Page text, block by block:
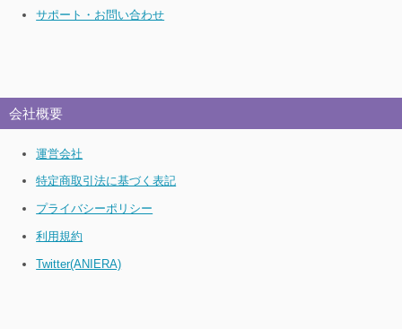
サポート・お問い合わせ
会社概要
運営会社
特定商取引法に基づく表記
プライバシーポリシー
利用規約
Twitter(ANIERA)